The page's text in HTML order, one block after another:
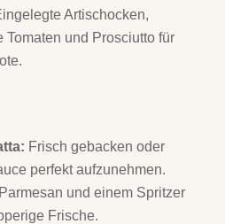
Artischocken,
Tomaten und Prosciutto für
Frisch gebacken oder
perfekt aufzunehmen.
und einem Spritzer
Frische.